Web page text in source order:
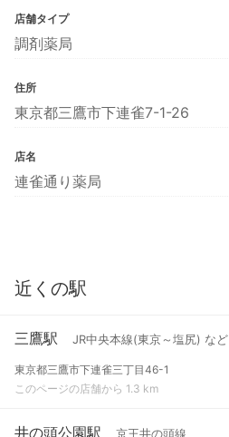
店舗タイプ
調剤薬局
住所
東京都三鷹市下連雀7-1-26
店名
連雀通り薬局
近くの駅
三鷹駅 JR中央本線(東京～塩尻) など
東京都三鷹市下連雀三丁目46-1
このページの店舗から 1.3 km
井の頭公園駅 京王井の頭線